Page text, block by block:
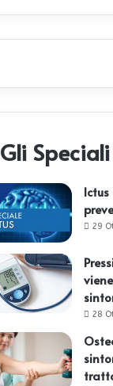
Gli
Ictus
29
28